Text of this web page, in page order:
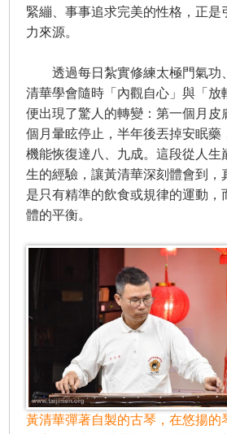
緊繃、事事追求完美的性格，正是
力來源。
透過每日紮實修練太極門氣功
清華學會隨時「內觀自心」與「放
便出現了驚人的轉變：第一個月皮
個月暈眩停止，半年後丟掉安眠藥
機能恢復達八、九成。這段從人生
生的經驗，讓黃清華深刻體會到，
是只有精準的飲食或規律的運動，
體的平衡。
黃清華彈著自製的古琴，在悠揚的